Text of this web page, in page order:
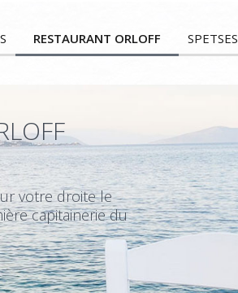
RESTAURANT ORLOFF SPETSES
votre droite le
capitainerie du